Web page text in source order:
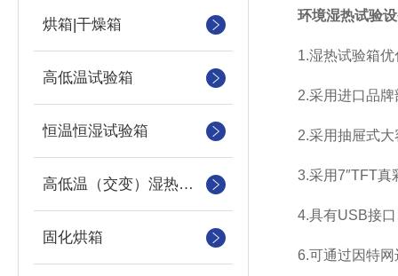
烘箱|干燥箱
高低温试验箱
恒温恒湿试验箱
高低温（交变）湿热试验箱
固化烘箱
环境湿热试验
1.湿热试验箱优
2.采用进口品牌
2.采用抽屉式大
3.采用7″TFT真
4.具有USB接口
6.可通过因特网